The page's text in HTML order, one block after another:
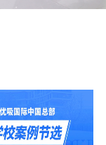
团队。汇聚了众
项产品技术专利
家版权局著作
高新技术企业称